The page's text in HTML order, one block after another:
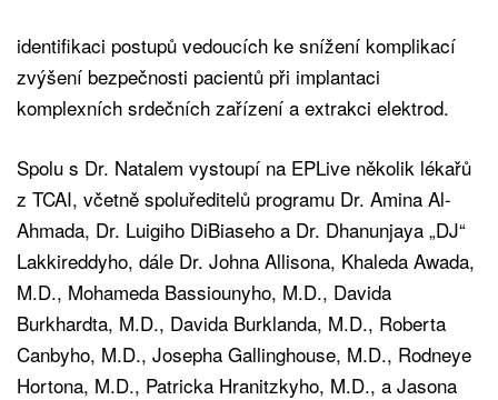
identifikaci postupů vedoucích ke snížení komplikací
zvýšení bezpečnosti pacientů při implantaci
komplexních srdečních zařízení a extrakci elektrod.
Spolu s Dr. Natalem vystoupí na EPLive několik lékařů
z TCAI, včetně spoluředitelů programu Dr. Amina Al-
Ahmada, Dr. Luigiho DiBiaseho a Dr. Dhanunjaya „DJ“
Lakkireddyho, dále Dr. Johna Allisona, Khaleda Awada,
M.D., Mohameda Bassiounyho, M.D., Davida
Burkhardta, M.D., Davida Burklanda, M.D., Roberta
Canbyho, M.D., Josepha Gallinghouse, M.D., Rodneye
Hortona, M.D., Patricka Hranitzkyho, M.D., a Jasona